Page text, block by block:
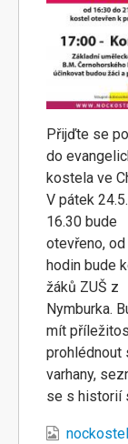
Přijďte se
do
kostela ve
V pátek
16.30 bude
otevřeno,
hodin bude
žáků ZUŠ z
Nymburka.
mít
prohlédnout
varhany,
se s historií